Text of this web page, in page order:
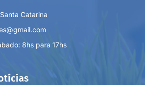
Catarina
8hs para 17hs